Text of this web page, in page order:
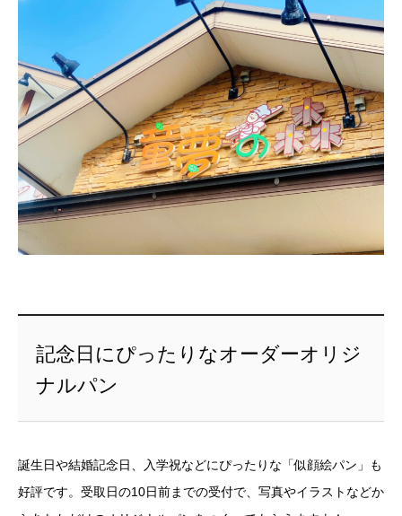
記念日にぴったりなオーダーオリジ
ナルパン
誕生日や結婚記念日、入学祝などにぴったりな「似顔絵パン」も
好評です。受取日の10日前までの受付で、写真やイラストなどか